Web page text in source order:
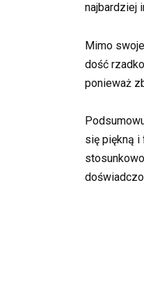
najbardziej
Mimo
dość
ponieważ
się piękną